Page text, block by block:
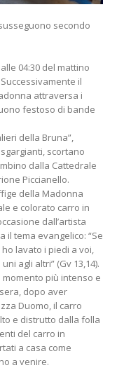
secondo
04:30 del mattino
il
attraversa i
festoso di bande
della Bruna”,
scortano
dalla Cattedrale
Piccianello.
della Madonna
e colorato carro in
dall’artista
il tema evangelico: “Se
lavato i piedi a voi,
agli altri” (Gv 13,14).
momento più intenso e
dopo aver
Duomo, il carro
e distrutto dalla folla
del carro in
a casa come
a venire.